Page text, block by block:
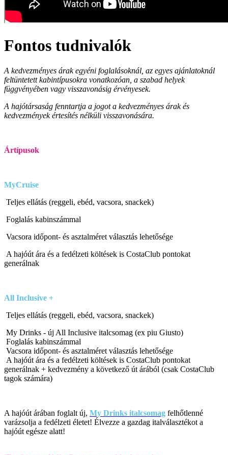
Fontos tudnivalók
A kedvezményes árak egyéni foglalásoknál, az egyes ajánlatoknál
feltüntetett kabintípusokra vonatkozóan, a szabad helyek
függvényében vagy visszavonásig érvényesek.
A hajótársaság fenntartja a jogot a kedvezményes árak és
kedvezmények értesítés nélküli visszavonására.
Ártípusok
MyCruise
Teljes ellátás (reggeli, ebéd, vacsora, snackek)
Foglalás kabinszámmal
Vacsora időpont- és asztalméret választás lehetősége
A hajóút ára és a fedélzeti költések is CostaClub pontokat
generálnak
All Inclusive +
Teljes ellátás (reggeli, ebéd, vacsora, snackek)
My Drinks - új All Inclusive italcsomag (ex piu Giusto)
Foglalás kabinszámmal
Vacsora időpont- és asztalméret választás lehetősége
A hajóút ára és a fedélzeti költések is CostaClub pontokat
generálnak + kedvezmény a következő út árából (csak CostaClub
tagok számára)
A hajóút árában foglalt új, My Drinks italcsomag felhőtlenné
varázsolja a fedélzeti életet! Élvezze a gazdag italválasztékot a
hajóút egésze alatt!